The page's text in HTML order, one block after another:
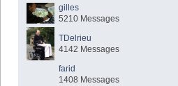
gilles
5210 Messages
TDelrieu
4142 Messages
farid
1408 Messages